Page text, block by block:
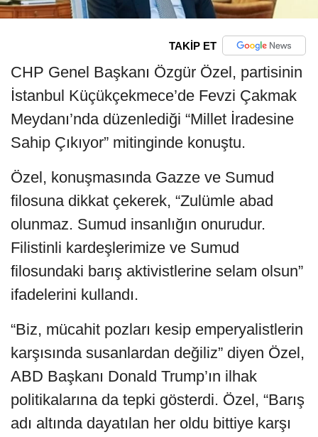
TAKİP ET
CHP Genel Başkanı Özgür Özel, partisinin
İstanbul Küçükçekmece’de Fevzi Çakmak
Meydanı’nda düzenlediği “Millet İradesine
Sahip Çıkıyor” mitinginde konuştu.
Özel, konuşmasında Gazze ve Sumud
filosuna dikkat çekerek, “Zulümle abad
olunmaz. Sumud insanlığın onurudur.
Filistinli kardeşlerimize ve Sumud
filosundaki barış aktivistlerine selam olsun”
ifadelerini kullandı.
“Biz, mücahit pozları kesip emperyalistlerin
karşısında susanlardan değiliz” diyen Özel,
ABD Başkanı Donald Trump’ın ilhak
politikalarına da tepki gösterdi. Özel, “Barış
adı altında dayatılan her oldu bittiye karşı